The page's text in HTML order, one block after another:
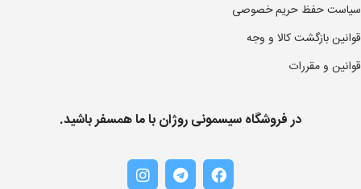
سیاست حفظ حریم خصوصی
قوانین بازگشت کالا و وجه
قوانین و مقررات
در فروشگاه سیسمونی روژان با ما همسفر باشید.